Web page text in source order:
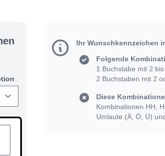
Ihr Wunschkennzeichen
Folgende
1 Buchstabe mit 2
2 Buchstaben mit 2
Diese
Kombinationen HH,
Umlaute (Ä, Ö, Ü)